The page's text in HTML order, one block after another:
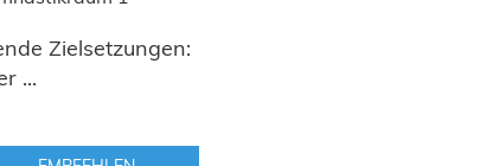
Zielsetzungen:
...